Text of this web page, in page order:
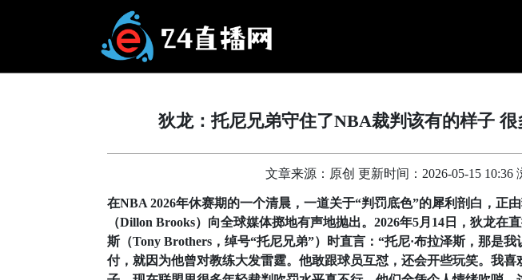
狄龙：托尼兄弟守住了NBA裁判该有的样子
文章来源：原创 更新时间：2026-05-15 10:36
在NBA 2026年休赛期的一个清晨，一道关于“判罚底色”的犀利剖白，正
（Dillon Brooks）向全球媒体掷地有声地抛出。2026年5月14日，狄龙在
斯（Tony Brothers，绰号“托尼兄弟”）时直言：“托尼·布拉泽斯，那是
付，就因为他曾对教练大发雷霆。他敢跟球员互怼，还会开些玩笑。我